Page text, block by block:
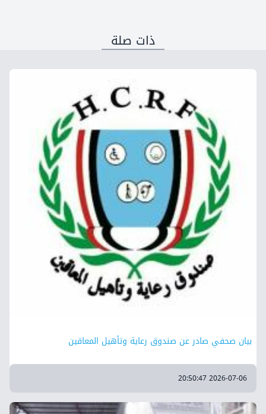
ذات صلة
بيان صحفي صادر عن صندوق رعاية وتأهيل المعاقين
2026-07-06 20:50:47